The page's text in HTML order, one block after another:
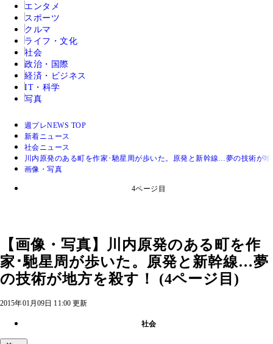
エンタメ
スポーツ
クルマ
ライフ・文化
社会
政治・国際
経済・ビジネス
IT・科学
写真
週プレNEWS TOP
新着ニュース
社会ニュース
川内原発のある町を作家･馳星周が歩いた。原発と新幹線…夢の技術が
画像・写真
4ページ目
【画像・写真】川内原発のある町を作
家･馳星周が歩いた。原発と新幹線…夢
の技術が地方を殺す！ (4ページ目)
2015年01月09日 11:00 更新
社会